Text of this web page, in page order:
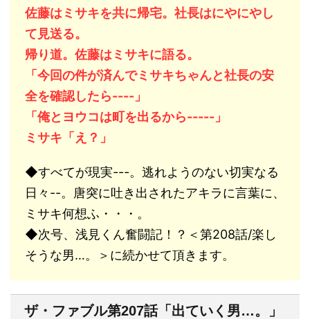
佐藤はミサキを共に帰宅。社長はにやにやし
て見送る。
帰り道。佐藤はミサキに語る。
「今回の件が済んでミサキちゃんと社長の安
全を確認したら----」
「俺とヨウコは町を出るから-----」
ミサキ「え？」
◆すべてが現実---。逃れようのない切実なる
日々--。唐突に吐き出されたアキラに言葉に、
ミサキ何想ふ・・・。
◆次号、浅見くん奮闘記！？＜第208話/楽し
そうな男…。＞に続かせて頂きます。
ザ・ファブル第207話「出ていく男…。」